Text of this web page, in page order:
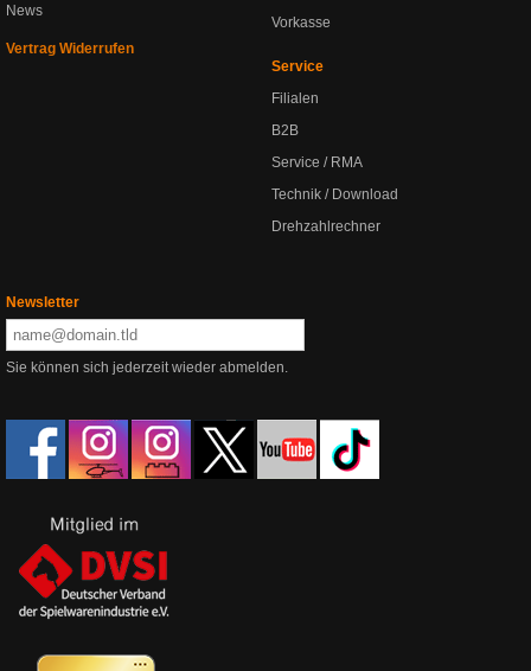
News
Vertrag Widerrufen
Vorkasse
Service
Filialen
B2B
Service / RMA
Technik / Download
Drehzahlrechner
Newsletter
Sie können sich jederzeit wieder abmelden.